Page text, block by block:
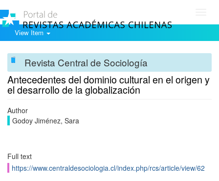
View Item
Revista Central de Sociología
Antecedentes del dominio cultural en el origen y
el desarrollo de la globalización
Author
Godoy Jiménez, Sara
Full text
https://www.centraldesociologia.cl/index.php/rcs/article/view/62